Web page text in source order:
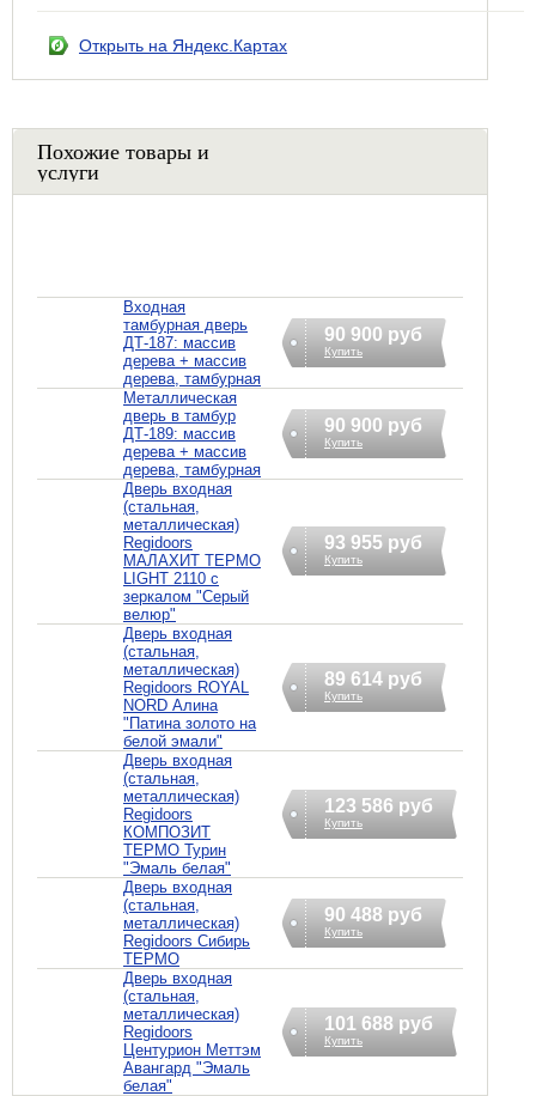
Открыть на Яндекс.Картах
Похожие товары и
услуги
Входная
тамбурная дверь
ДТ-187: массив
дерева + массив
дерева, тамбурная
90 900 руб
Купить
Металлическая
дверь в тамбур
ДТ-189: массив
дерева + массив
дерева, тамбурная
90 900 руб
Купить
Дверь входная
(стальная,
металлическая)
Regidoors
МАЛАХИТ ТЕРМО
LIGHT 2110 с
зеркалом "Серый
велюр"
93 955 руб
Купить
Дверь входная
(стальная,
металлическая)
Regidoors ROYAL
NORD Алина
"Патина золото на
белой эмали"
89 614 руб
Купить
Дверь входная
(стальная,
металлическая)
Regidoors
КОМПОЗИТ
ТЕРМО Турин
"Эмаль белая"
123 586 руб
Купить
Дверь входная
(стальная,
металлическая)
Regidoors Сибирь
ТЕРМО
90 488 руб
Купить
Дверь входная
(стальная,
металлическая)
Regidoors
Центурион Меттэм
Авангард "Эмаль
белая"
101 688 руб
Купить